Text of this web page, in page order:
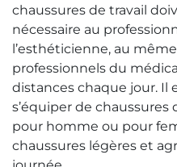
chaussures de travail
nécessaire au
l’esthéticienne, au
professionnels du
distances chaque jour. Il
s’équiper de chaussures
pour homme ou pour
chaussures légères et